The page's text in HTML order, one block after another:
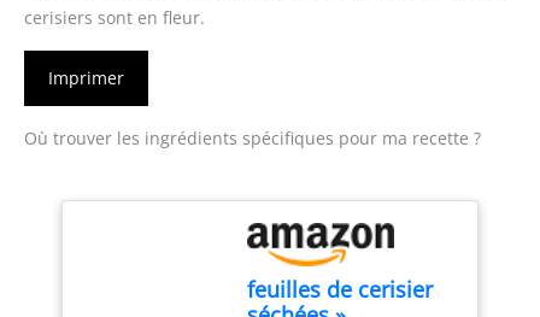
cerisiers sont en fleur.
Imprimer
Où trouver les ingrédients spécifiques pour ma recette ?
feuilles de cerisier